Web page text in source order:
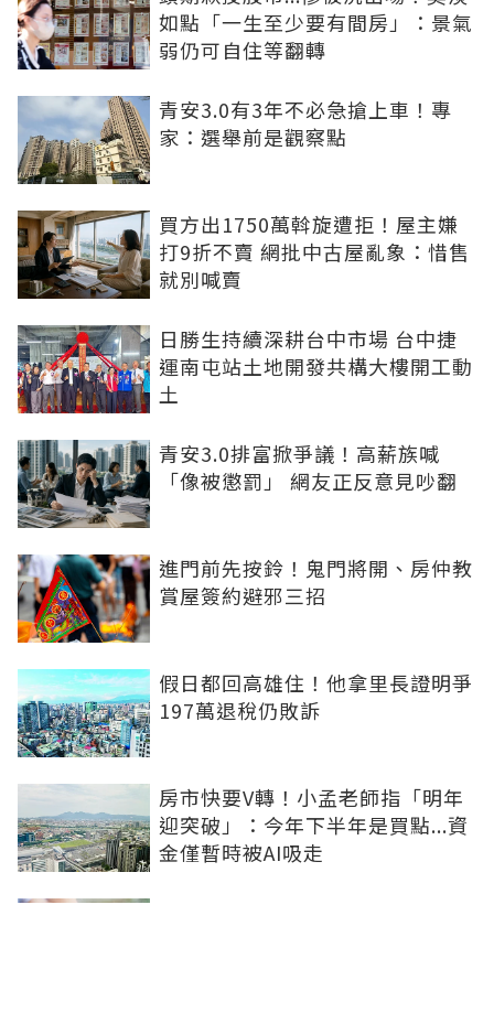
如點「一生至少要有間房」：景氣
弱仍可自住等翻轉
青安3.0有3年不必急搶上車！專
家：選舉前是觀察點
買方出1750萬斡旋遭拒！屋主嫌
打9折不賣 網批中古屋亂象：惜售
就別喊賣
日勝生持續深耕台中市場 台中捷
運南屯站土地開發共構大樓開工動
土
青安3.0排富掀爭議！高薪族喊
「像被懲罰」 網友正反意見吵翻
進門前先按鈴！鬼門將開、房仲教
賞屋簽約避邪三招
假日都回高雄住！他拿里長證明爭
197萬退稅仍敗訴
房市快要V轉！小孟老師指「明年
迎突破」：今年下半年是買點...資
金僅暫時被AI吸走